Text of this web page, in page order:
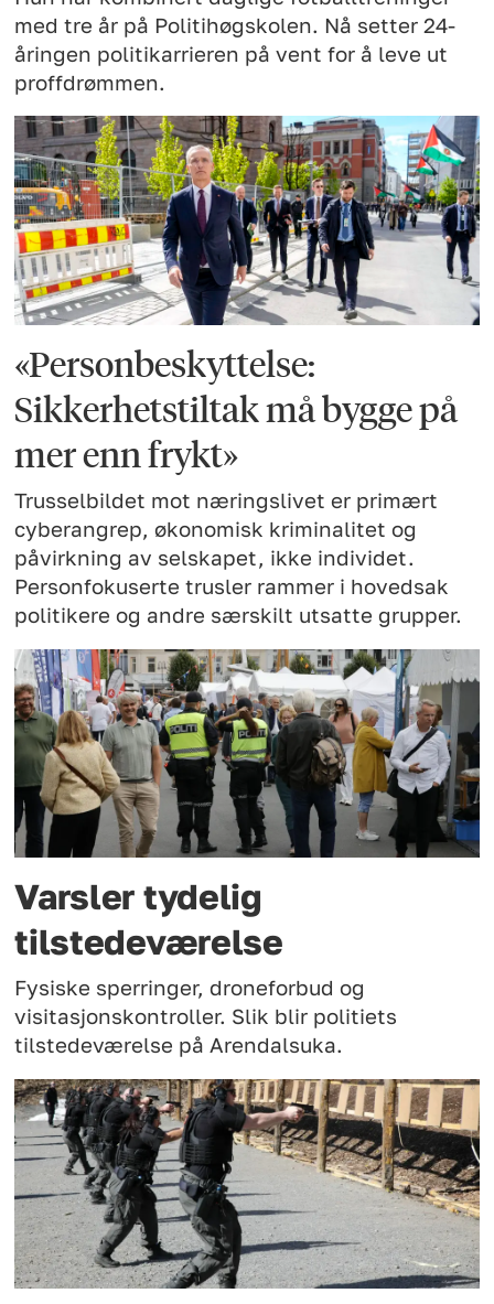
med tre år på Politihøgskolen. Nå setter 24-
åringen politikarrieren på vent for å leve ut
proffdrømmen.
«Personbeskyttelse:
Sikkerhetstiltak må bygge på
mer enn frykt»
Trusselbildet mot næringslivet er primært
cyberangrep, økonomisk kriminalitet og
påvirkning av selskapet, ikke individet.
Personfokuserte trusler rammer i hovedsak
politikere og andre særskilt utsatte grupper.
Varsler tydelig
tilstedeværelse
Fysiske sperringer, droneforbud og
visitasjonskontroller. Slik blir politiets
tilstedeværelse på Arendalsuka.